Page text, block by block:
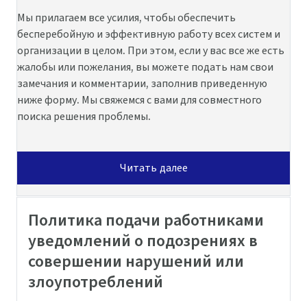
Мы прилагаем все усилия, чтобы обеспечить
бесперебойную и эффективную работу всех систем и
организации в целом. При этом, если у вас все же есть
жалобы или пожелания, вы можете подать нам свои
замечания и комментарии, заполнив приведенную
ниже форму. Мы свяжемся с вами для совместного
поиска решения проблемы.
Читать далее
Политика подачи работниками
уведомлений о подозрениях в
совершении нарушений или
злоупотреблений